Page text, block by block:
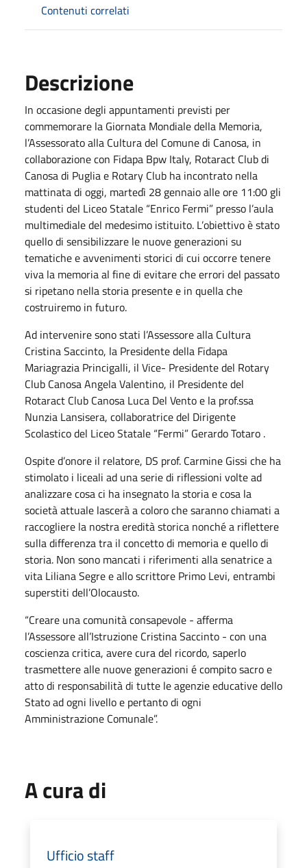
Contenuti correlati
Descrizione
In occasione degli appuntamenti previsti per
commemorare la Giornata Mondiale della Memoria,
l’Assessorato alla Cultura del Comune di Canosa, in
collaborazione con Fidapa Bpw Italy, Rotaract Club di
Canosa di Puglia e Rotary Club ha incontrato nella
mattinata di oggi, martedì 28 gennaio alle ore 11:00 gli
studenti del Liceo Statale “Enrico Fermi” presso l’aula
multimediale del medesimo istituito. L’obiettivo è stato
quello di sensibilizzare le nuove generazioni su
tematiche e avvenimenti storici di cui occorre tenere
viva la memoria al fine di evitare che errori del passato
si ripetano nella storia presente e in quella che
costruiremo in futuro.
Ad intervenire sono stati l’Assessore alla Cultura
Cristina Saccinto, la Presidente della Fidapa
Mariagrazia Princigalli, il Vice- Presidente del Rotary
Club Canosa Angela Valentino, il Presidente del
Rotaract Club Canosa Luca Del Vento e la prof.ssa
Nunzia Lansisera, collaboratrice del Dirigente
Scolastico del Liceo Statale “Fermi” Gerardo Totaro .
Ospite d’onore il relatore, DS prof. Carmine Gissi che ha
stimolato i liceali ad una serie di riflessioni volte ad
analizzare cosa ci ha insegnato la storia e cosa la
società attuale lascerà a coloro che saranno chiamati a
raccogliere la nostra eredità storica nonché a riflettere
sulla differenza tra il concetto di memoria e quello di
storia. Non sono mancati i riferimenti alla senatrice a
vita Liliana Segre e allo scrittore Primo Levi, entrambi
superstiti dell’Olocausto.
“Creare una comunità consapevole - afferma
l’Assessore all’Istruzione Cristina Saccinto - con una
coscienza critica, avere cura del ricordo, saperlo
trasmettere alle nuove generazioni é compito sacro e
atto di responsabilità di tutte le agenzie educative dello
Stato ad ogni livello e pertanto di ogni
Amministrazione Comunale”.
A cura di
Ufficio staff